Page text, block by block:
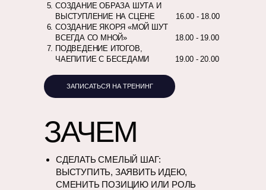
СОЗДАНИЕ ОБРАЗА ШУТА И
ВЫСТУПЛЕНИЕ НА СЦЕНЕ
СОЗДАНИЕ ЯКОРЯ «МОЙ ШУТ
ВСЕГДА СО МНОЙ»
ПОДВЕДЕНИЕ ИТОГОВ,
ЧАЕПИТИЕ С БЕСЕДАМИ
16.00 - 18.00
18.00 - 19.00
19.00 - 20.00
ЗАПИСАТЬСЯ НА ТРЕНИНГ
ЗАЧЕМ
СДЕЛАТЬ СМЕЛЫЙ ШАГ:
ВЫСТУПИТЬ, ЗАЯВИТЬ ИДЕЮ,
СМЕНИТЬ ПОЗИЦИЮ ИЛИ РОЛЬ